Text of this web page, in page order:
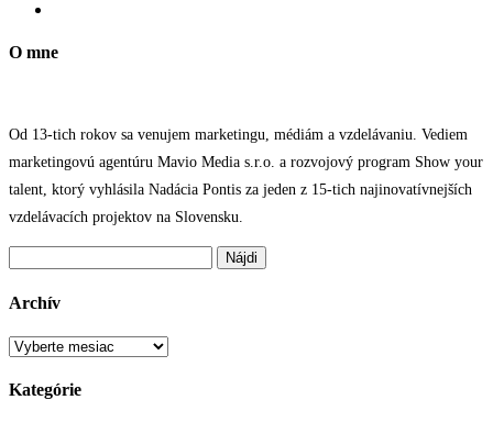
O mne
Od 13-tich rokov sa venujem marketingu, médiám a vzdelávaniu. Vediem
marketingovú agentúru Mavio Media s.r.o. a rozvojový program Show your
talent, ktorý vyhlásila Nadácia Pontis za jeden z 15-tich najinovatívnejších
vzdelávacích projektov na Slovensku.
Archív
Archív
Kategórie